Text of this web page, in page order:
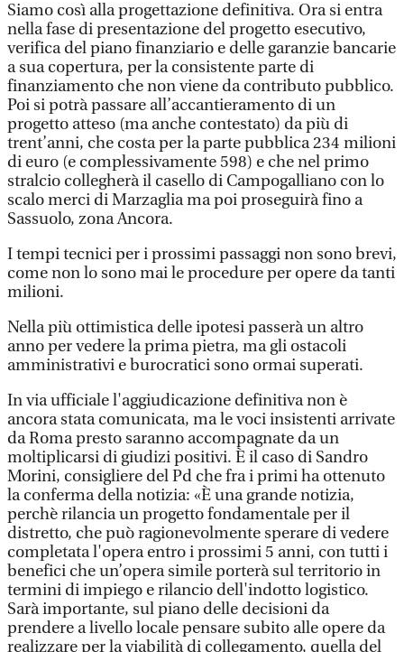
Siamo così alla progettazione definitiva. Ora si entra
nella fase di presentazione del progetto esecutivo,
verifica del piano finanziario e delle garanzie bancarie
a sua copertura, per la consistente parte di
finanziamento che non viene da contributo pubblico.
Poi si potrà passare all’accantieramento di un
progetto atteso (ma anche contestato) da più di
trent’anni, che costa per la parte pubblica 234 milioni
di euro (e complessivamente 598) e che nel primo
stralcio collegherà il casello di Campogalliano con lo
scalo merci di Marzaglia ma poi proseguirà fino a
Sassuolo, zona Ancora.
I tempi tecnici per i prossimi passaggi non sono brevi,
come non lo sono mai le procedure per opere da tanti
milioni.
Nella più ottimistica delle ipotesi passerà un altro
anno per vedere la prima pietra, ma gli ostacoli
amministrativi e burocratici sono ormai superati.
In via ufficiale l'aggiudicazione definitiva non è
ancora stata comunicata, ma le voci insistenti arrivate
da Roma presto saranno accompagnate da un
moltiplicarsi di giudizi positivi. È il caso di Sandro
Morini, consigliere del Pd che fra i primi ha ottenuto
la conferma della notizia: «È una grande notizia,
perchè rilancia un progetto fondamentale per il
distretto, che può ragionevolmente sperare di vedere
completata l'opera entro i prossimi 5 anni, con tutti i
benefici che un’opera simile porterà sul territorio in
termini di impiego e rilancio dell'indotto logistico.
Sarà importante, sul piano delle decisioni da
prendere a livello locale pensare subito alle opere da
realizzare per la viabilità di collegamento, quella del